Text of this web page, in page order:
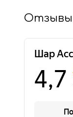
Отзывы